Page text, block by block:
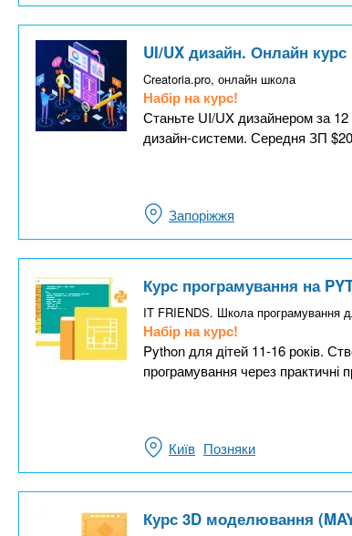
UI/UX дизайн. Онлайн
Creatoria.pro, онлайн школа
Набір на курс!
Станьте UI/UX дизайнером за 12
дизайн-системи. Середня ЗП
Запоріжжя
Курс програмування на
IT FRIENDS. Школа
Набір на курс!
Python для дітей 11-16 років.
програмування через практичні
Київ Позняки
Курс 3D моделювання